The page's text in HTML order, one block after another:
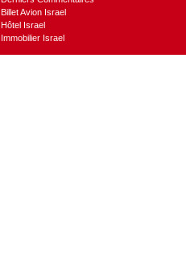
Billet Avion Israel
Hôtel Israel
Immobilier Israel